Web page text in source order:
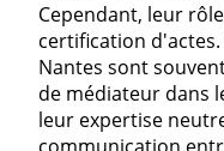
Cependant, leur
certification
Nantes sont
de médiateur dans
leur expertise